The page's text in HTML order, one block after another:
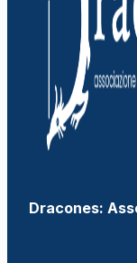
Dracones: